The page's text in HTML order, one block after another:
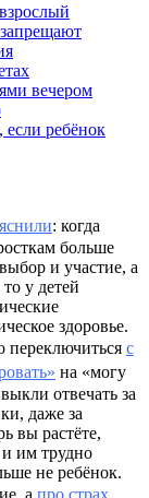
вечером
ребёнок
: когда
больше
и участие, а
у детей
здоровье.
переключиться с
на «могу
отвечать за
даже за
вы растёте,
и им трудно
не ребёнок.
а про страх